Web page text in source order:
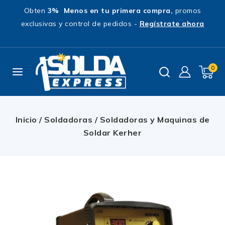
Obten 3% Menos en tu primera compra, promos
exclusivas y control de pedidos - Regístrate ahora
0
Inicio / Soldadoras / Soldadoras y Maquinas de
Soldar Kerher